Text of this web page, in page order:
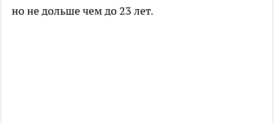
но не дольше чем до 23 лет.